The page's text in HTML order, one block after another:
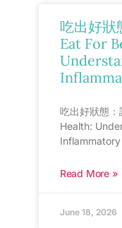
吃出好狀
Eat For
吃出好狀態
Health:
Read More »
June 18, 2026